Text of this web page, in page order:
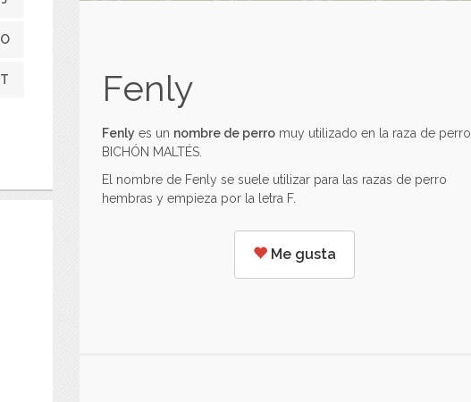
O
T Fenly
Fenly es un nombre de perro muy utilizado en la raza de perro
BICHÓN MALTÉS.
El nombre de Fenly se suele utilizar para las razas de perro
hembras y empieza por la letra F.
Me gusta